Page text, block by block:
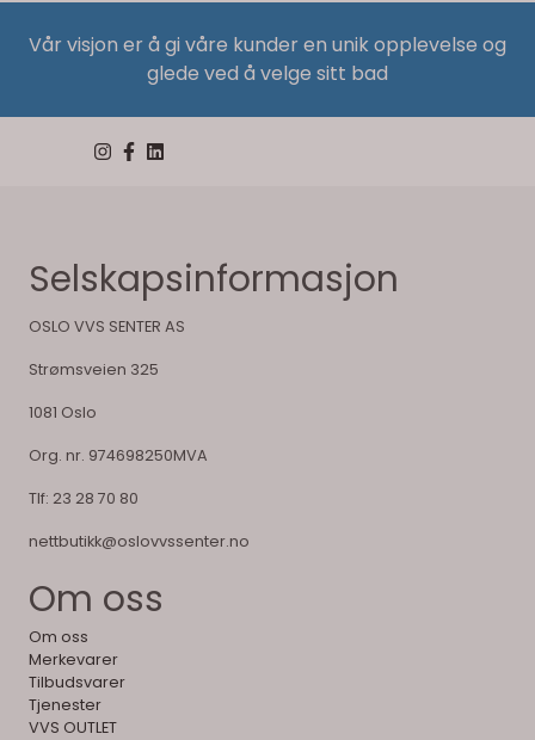
Vår visjon er å gi våre kunder en unik opplevelse og
glede ved å velge sitt bad
Selskapsinformasjon
OSLO VVS SENTER AS
Strømsveien 325
1081 Oslo
Org. nr. 974698250MVA
Tlf: 23 28 70 80
nettbutikk@oslovvssenter.no
Om oss
Om oss
Merkevarer
Tilbudsvarer
Tjenester
VVS OUTLET